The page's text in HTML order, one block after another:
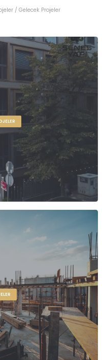
/ Gelecek Projeler